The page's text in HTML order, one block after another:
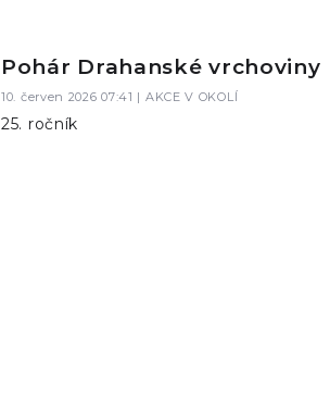
Pohár Drahanské vrchoviny
10. červen 2026 07:41 | AKCE V OKOLÍ
25. ročník